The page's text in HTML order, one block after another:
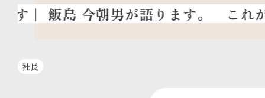
これが『耐
社長